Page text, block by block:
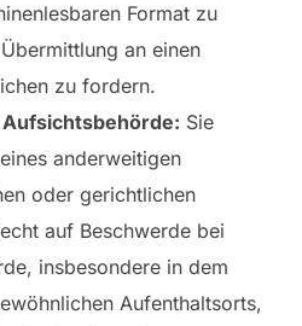
Format zu
an einen
zu fordern.
Sie
anderweitigen
oder gerichtlichen
auf Beschwerde bei
insbesondere in dem
Aufenthaltsorts,